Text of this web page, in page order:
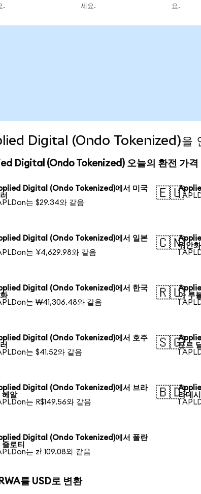
.
세요.
요.
Digital (Ondo Tokenized)을 인
Digital (Ondo Tokenized) 오늘의 환전 가격
Digital (Ondo Tokenized)에서 미국
는 $29.34와 같음
🇪🇺
1
Digital (Ondo Tokenized)에서 일본
는 ¥4,629.98와 같음
🇨🇳위안화
1
Digital (Ondo Tokenized)에서 한국
는 ₩41,306.48와 같음
🇷🇺아 루
1
Digital (Ondo Tokenized)에서 호주
는 $41.52와 같음
🇸🇬포르
1
Digital (Ondo Tokenized)에서 브라
헤알
는 R$149.56와 같음
🇧🇩라데
1
Digital (Ondo Tokenized)에서 폴란
즐로티
는 zł 109.08와 같음
를 USD로 변환